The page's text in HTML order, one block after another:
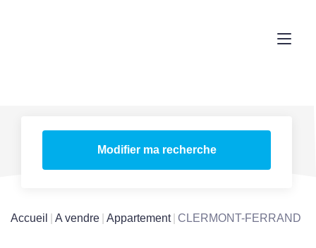
Modifier ma recherche
Accueil A vendre Appartement CLERMONT-FERRAND